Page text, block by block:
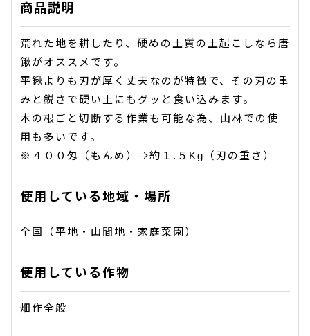
商品説明
荒れた地を耕したり、硬めの土質の土起こしなら唐
鍬がオススメです。
平鍬よりも刃が厚く丈夫なのが特徴で、その刃の重
みと鋭さで硬い土にもグッと食い込みます。
木の根ごと切断する作業も可能な為、山林での使
用も多いです。
※４００匁（もんめ）⇒約１.５Kg（刃の重さ）
使用している地域・場所
全国（平地・山間地・家庭菜園）
使用している作物
畑作全般